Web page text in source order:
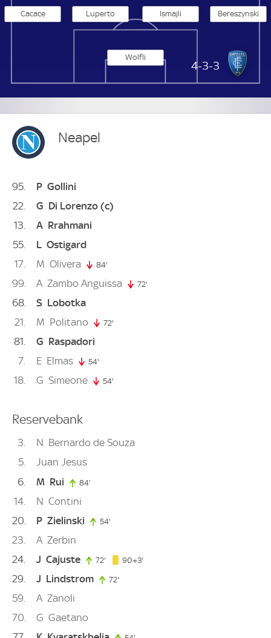
FC Empoli
4-3-3
Wolfli
Bereszynski
Ismajli
Luperto
Cacace
Neapel
95 P Gollini
22
G Di Lorenzo (c)
13
A Rrahmani
55
L Ostigard
17
M Olivera 84'
99 A Zambo Anguissa 72'
68 S Lobotka
21
M Politano 72'
81 G Raspadori
7
E Elmas 54'
18 G Simeone 54'
Reservebank
3 N Bernardo de Souza
5
Juan Jesus
6
M Rui 84'
14 N Contini
20
P Zielinski 54'
23 A Zerbin
24
J Cajuste 72' 72. minute
90+3'
29 J Lindstrom 72'
59 A Zanoli
70
G Gaetano